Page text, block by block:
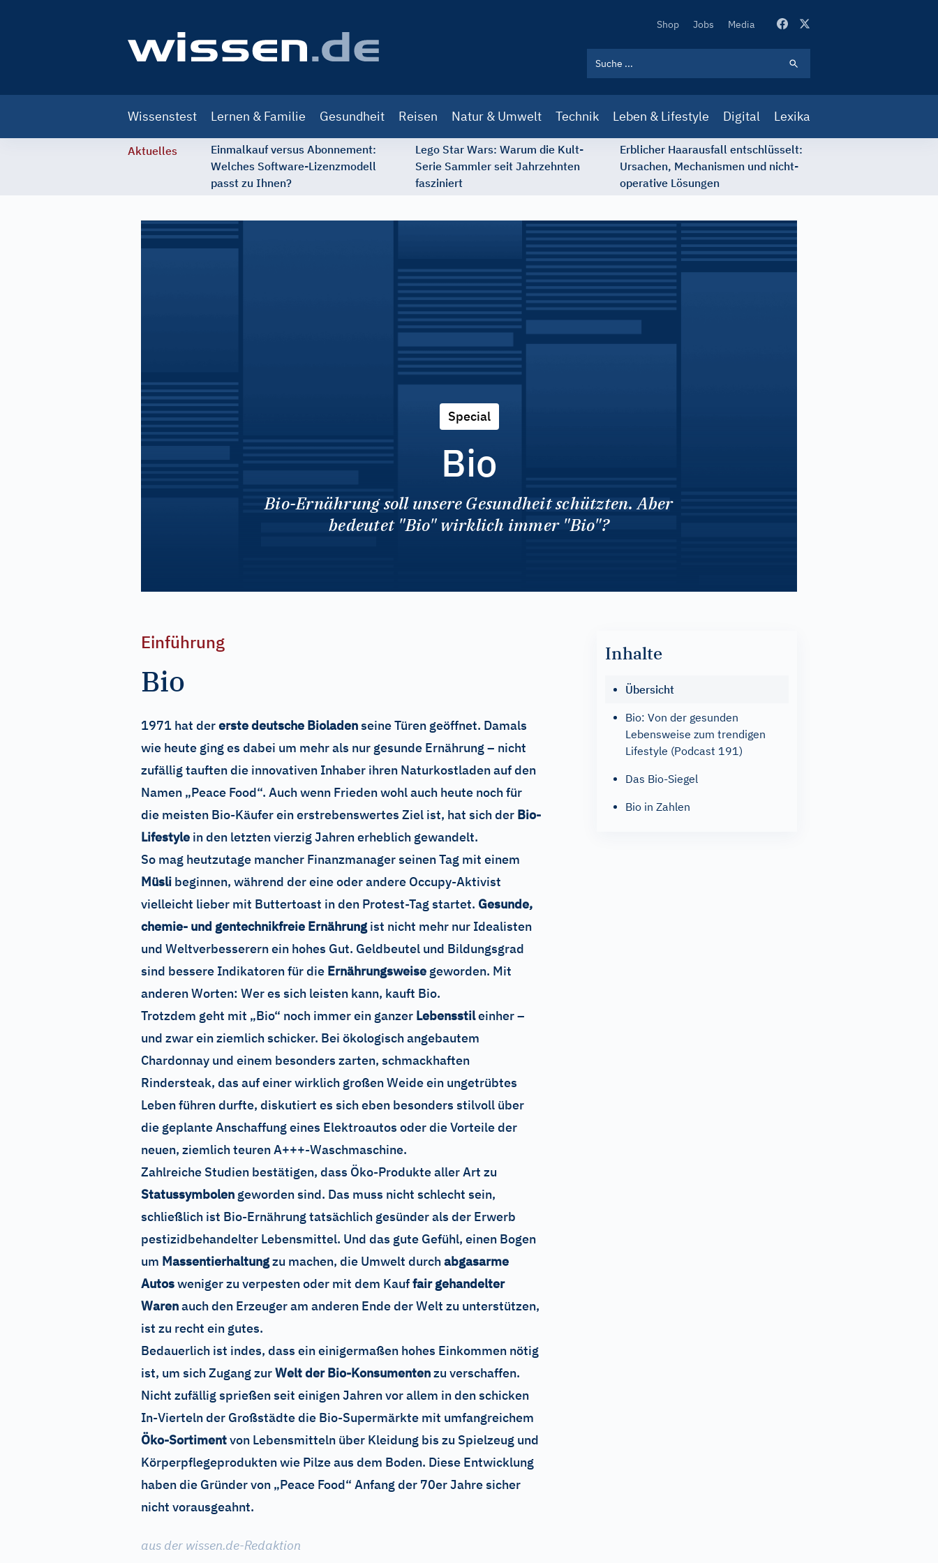
Secondary
Shop Jobs Media
navigation
Wissenstest Lernen & Familie Gesundheit Reisen Natur & Umwelt Technik Leben & Lifestyle Digital Lexika
Aktuelles
Einmalkauf versus Abonnement:
Welches Software-Lizenzmodell
passt zu Ihnen?
Lego Star Wars: Warum die Kult-
Serie Sammler seit Jahrzehnten
fasziniert
Erblicher Haarausfall entschlüsselt:
Ursachen, Mechanismen und nicht-
operative Lösungen
Special
Bio
Bio-Ernährung soll unsere Gesundheit schützten. Aber
bedeutet "Bio" wirklich immer "Bio"?
Einführung
Bio
1971 hat dererste deutsche Bioladenseine Türen geöffnet. Damals
wie heute ging es dabei um mehr als nur gesunde Ernährung – nicht
zufällig tauften die innovativen Inhaber ihren Naturkostladen auf den
Namen „Peace Food“. Auch wenn Frieden wohl auch heute noch für
die meisten Bio-Käufer ein erstrebenswertes Ziel ist, hat sich der Bio-
Lifestyle in den letzten vierzig Jahren erheblich gewandelt.
So mag heutzutage mancher Finanzmanager seinen Tag mit einem
Müsli beginnen, während der eine oder andere Occupy-Aktivist
vielleicht lieber mit Buttertoast in den Protest-Tag startet. Gesunde,
chemie- und gentechnikfreie Ernährungist nicht mehr nur Idealisten
und Weltverbesserern ein hohes Gut. Geldbeutel und Bildungsgrad
sind bessere Indikatoren für die Ernährungsweise geworden. Mit
anderen Worten: Wer es sich leisten kann, kauft Bio.
Trotzdem geht mit „Bio“ noch immer ein ganzer Lebensstileinher –
und zwar ein ziemlich schicker. Bei ökologisch angebautem
Chardonnay und einem besonders zarten, schmackhaften
Rindersteak, das auf einer wirklich großen Weide ein ungetrübtes
Leben führen durfte, diskutiert es sich eben besonders stilvoll über
die geplante Anschaffung eines Elektroautos oder die Vorteile der
neuen, ziemlich teuren A+++-Waschmaschine.
Zahlreiche Studien bestätigen, dass Öko-Produkte aller Art zu
Statussymbolen geworden sind. Das muss nicht schlecht sein,
schließlich ist Bio-Ernährung tatsächlich gesünder als der Erwerb
pestizidbehandelter Lebensmittel. Und das gute Gefühl, einen Bogen
um Massentierhaltungzu machen, die Umwelt durchabgasarme
Autosweniger zu verpesten oder mit dem Kauffair gehandelter
Warenauch den Erzeuger am anderen Ende der Welt zu unterstützen,
ist zu recht ein gutes.
Bedauerlich ist indes, dass ein einigermaßen hohes Einkommen nötig
ist, um sich Zugang zurWelt der Bio-Konsumentenzu verschaffen.
Nicht zufällig sprießen seit einigen Jahren vor allem in den schicken
In-Vierteln der Großstädte die Bio-Supermärkte mit umfangreichem
Öko-Sortimentvon Lebensmitteln über Kleidung bis zu Spielzeug und
Körperpflegeprodukten wie Pilze aus dem Boden. Diese Entwicklung
haben die Gründer von „Peace Food“ Anfang der 70er Jahre sicher
nicht vorausgeahnt.
aus der wissen.de-Redaktion
Inhalte
Übersicht
Bio: Von der gesunden
Lebensweise zum trendigen
Lifestyle (Podcast 191)
Das Bio-Siegel
Bio in Zahlen